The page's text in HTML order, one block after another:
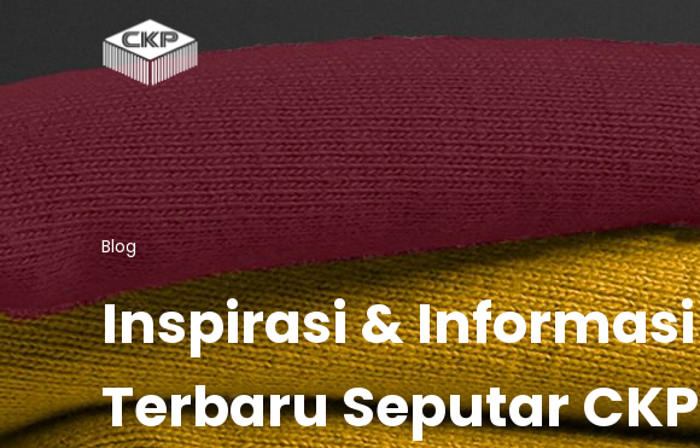
Blog
Inspirasi & Informasi
Terbaru Seputar CKP